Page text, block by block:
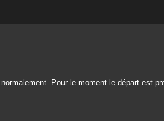
Pour le moment le départ est